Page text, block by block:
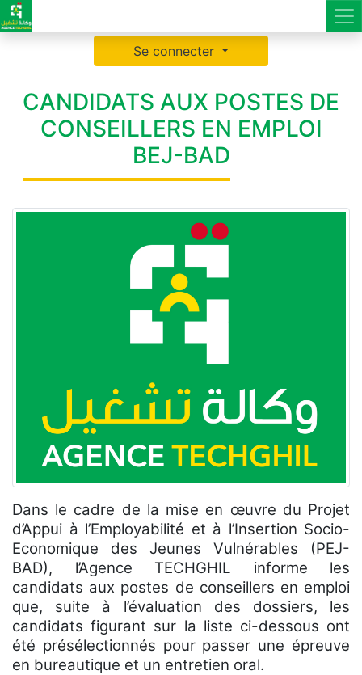
Se connecter
CANDIDATS AUX POSTES DE
CONSEILLERS EN EMPLOI
BEJ-BAD
Dans le cadre de la mise en œuvre du Projet
d’Appui à l’Employabilité et à l’Insertion Socio-
Economique des Jeunes Vulnérables (PEJ-
BAD), l’Agence TECHGHIL informe les
candidats aux postes de conseillers en emploi
que, suite à l’évaluation des dossiers, les
candidats figurant sur la liste ci-dessous ont
été présélectionnés pour passer une épreuve
en bureautique et un entretien oral.